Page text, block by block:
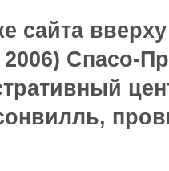
сайта
2006) Спасо-